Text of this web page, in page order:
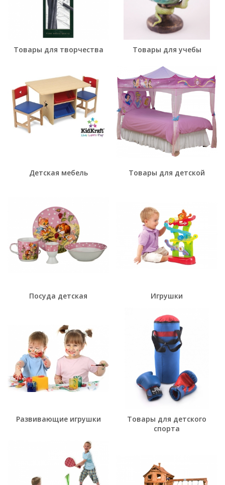
Товары для творчества Товары для учебы
Детская мебель Товары для детской
Посуда детская Игрушки
Развивающие игрушки
Товары для детского
спорта